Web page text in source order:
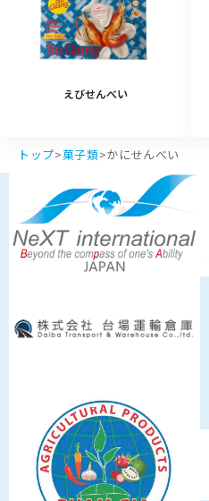
えびせんべい
トップ>菓子類>かにせんべい